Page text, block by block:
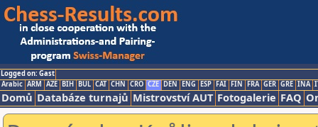
Logged on: Gast
Arabic ARM AZE BIH BUL CAT CHN CRO CZE DEN ENG ESP FAI FIN FRA GER GRE INA
Domů Databáze turnajů Mistrovství AUT Fotogalerie FAQ